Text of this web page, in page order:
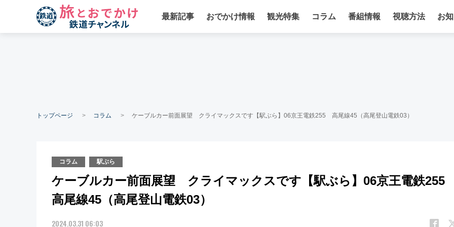
最新記事 おでかけ情報 観光特集 コラム 番組情報 視聴方法 お
トップページ コラム ケーブルカー前面展望 クライマックスです【駅ぶら】06京王電鉄255 高尾線45（高尾登山電鉄03）
コラム 駅ぶら
ケーブルカー前面展望 クライマックスです【駅ぶら】06京王電鉄
高尾線45（高尾登山電鉄03）
2024.03.31 06:03